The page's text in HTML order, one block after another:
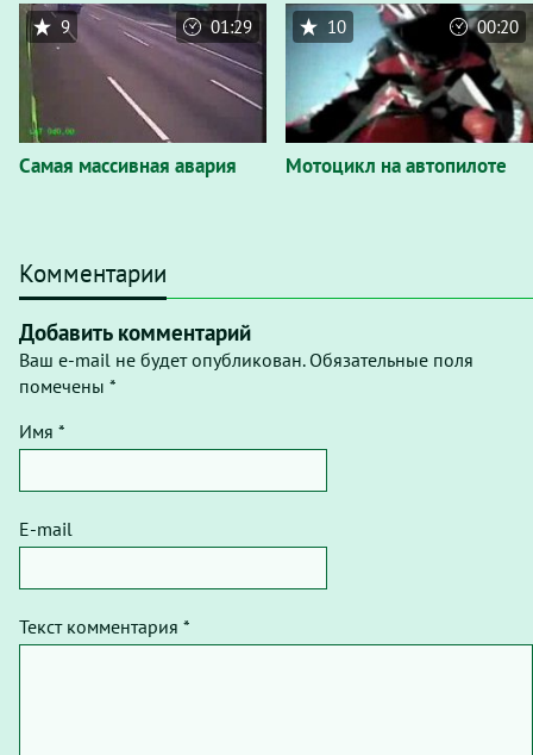
Самая массивная авария
9 01:29
Мотоцикл на автопилоте
10 00:20
Комментарии
Добавить комментарий
Ваш e-mail не будет опубликован. Обязательные поля
помечены *
Имя *
E-mail
Текст комментария *